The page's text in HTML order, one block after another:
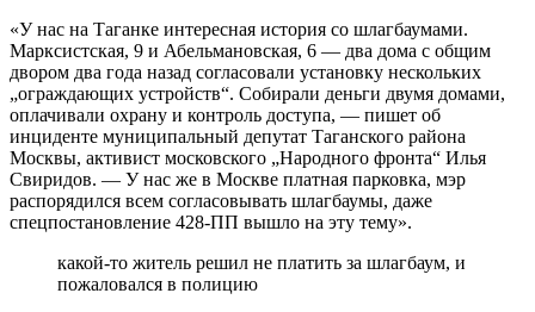
«У нас на Таганке интересная история со шлагбаумами.
Марксистская, 9 и Абельмановская, 6 — два дома с общим
двором два года назад согласовали установку нескольких
„ограждающих устройств“. Собирали деньги двумя домами,
оплачивали охрану и контроль доступа, — пишет об
инциденте муниципальный депутат Таганского района
Москвы, активист московского „Народного фронта“ Илья
Свиридов. — У нас же в Москве платная парковка, мэр
распорядился всем согласовывать шлагбаумы, даже
спецпостановление 428-ПП вышло на эту тему».
какой-то житель решил не платить за шлагбаум, и
пожаловался в полицию